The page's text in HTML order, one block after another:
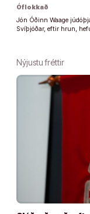
Óflokkað
Jón Óðinn Waage
Svíþjóðar, eftir hrun,
Nýjustu fréttir